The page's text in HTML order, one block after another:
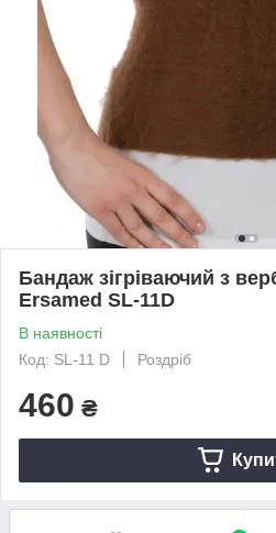
Бандаж зігріваючий з
Ersamed SL-11D
В наявності
Код: SL-11 D
Роздріб
460 ₴